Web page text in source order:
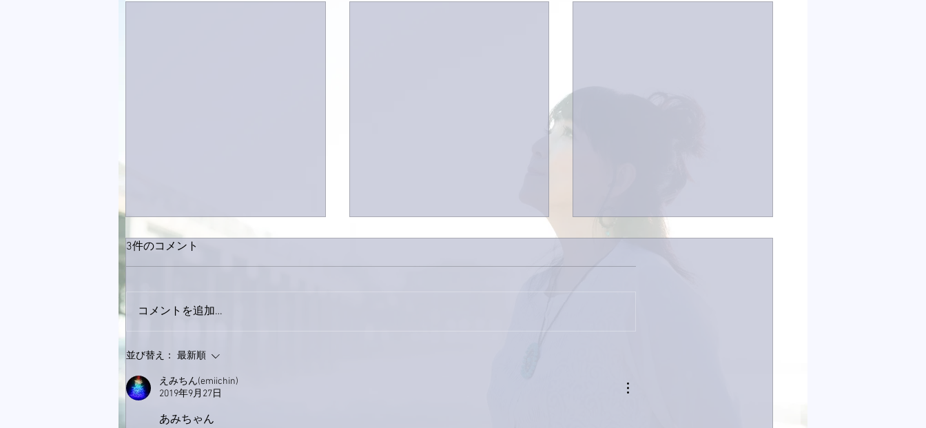
3件のコメント
コメントを追加…
並び替え： 最新順
えみちん(emiichin)
2019年9月27日
あみちゃん